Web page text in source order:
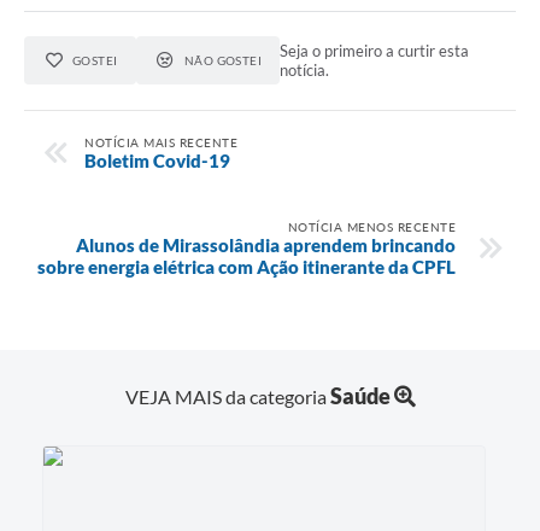
GOSTEI NÃO GOSTEI
Seja o primeiro a curtir esta
notícia.
NOTÍCIA MAIS RECENTE
Boletim Covid-19
NOTÍCIA MENOS RECENTE
Alunos de Mirassolândia aprendem brincando
sobre energia elétrica com Ação itinerante da CPFL
VEJA MAIS da categoriaSaúde